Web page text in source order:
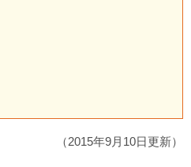
（2015年9月10日更新）